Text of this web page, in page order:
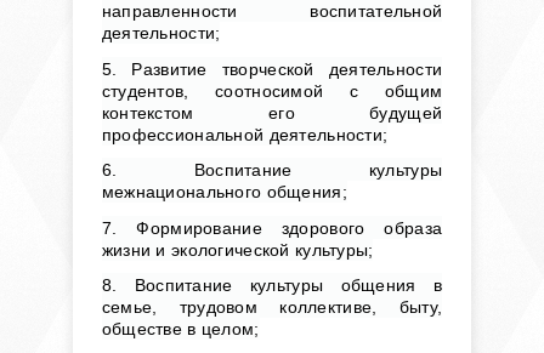
направленности воспитательной
деятельности;
5. Развитие творческой деятельности
студентов, соотносимой с общим
контекстом его будущей
профессиональной деятельности;
6. Воспитание культуры
межнационального общения;
7. Формирование здорового образа
жизни и экологической культуры;
8. Воспитание культуры общения в
семье, трудовом коллективе, быту,
обществе в целом;